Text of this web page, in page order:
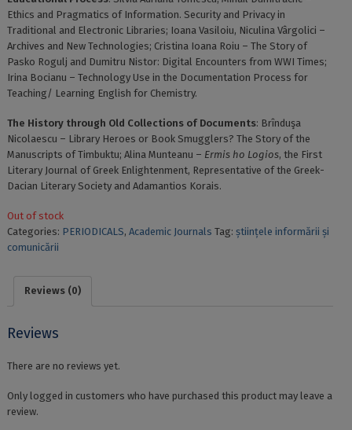
Ethics and Pragmatics of Information. Security and Privacy in
Traditional and Electronic Libraries; Ioana Vasiloiu, Niculina Vârgolici –
Archives and New Technologies; Cristina Ioana Roiu – The Story of
Pasko Rogulj and Dumitru Nistor: Digital Encounters from WWI Times;
Irina Bocianu – Technology Use in the Documentation Process for
Teaching/ Learning English for Chemistry.
The History through Old Collections of Documents: Brînduşa
Nicolaescu – Library Heroes or Book Smugglers? The Story of the
Manuscripts of Timbuktu; Alina Munteanu – Ermis ho Logios, the First
Literary Journal of Greek Enlightenment, Representative of the Greek-
Dacian Literary Society and Adamantios Korais.
Out of stock
Categories: PERIODICALS, Academic Journals Tag: științele informării și
comunicării
Reviews (0)
Reviews
There are no reviews yet.
Only logged in customers who have purchased this product may leave a
review.